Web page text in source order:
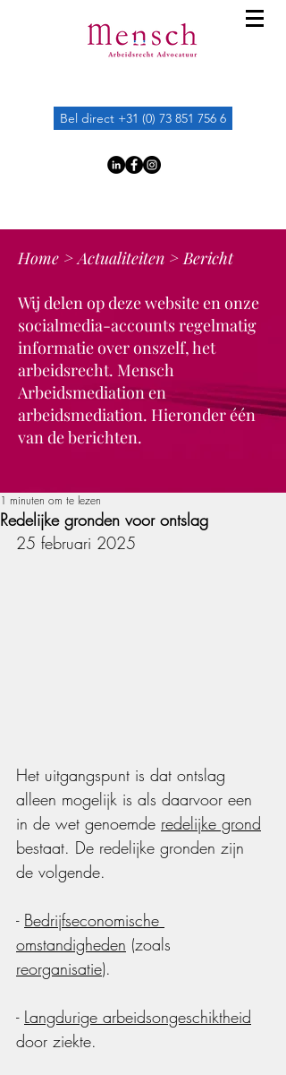
Bel direct +31 (0) 73 851 756 6
Home >Actualiteiten > Bericht
Wij delen op deze website en onze
socialmedia-accounts regelmatig
informatie over onszelf, het
arbeidsrecht. Mensch
Arbeidsmediation en
arbeidsmediation. Hieronder één
van de berichten.
Redelijke gronden voor ontslag
1 minuten om te lezen
25 februari 2025
Het uitgangspunt is dat ontslag
alleen mogelijk is als daarvoor een
in de wet genoemde redelijke grond
bestaat. De redelijke gronden zijn
de volgende.
- Bedrijfseconomische
omstandigheden (zoals
reorganisatie).
- Langdurige arbeidsongeschiktheid
door ziekte.